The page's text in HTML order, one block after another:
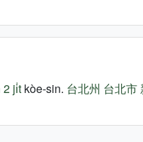
2 ji̍t kòe-sin. 台北州 台北市